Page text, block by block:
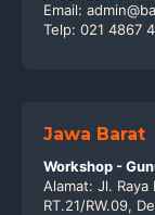
Email:
Telp: 021 4867
Jawa Barat
Workshop -
Alamat: Jl. Raya
RT.21/RW.09,